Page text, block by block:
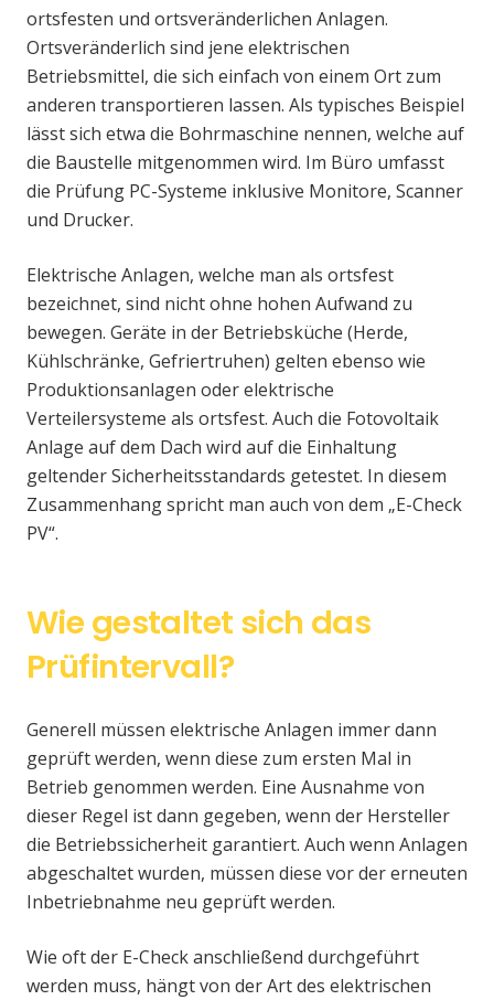
ortsfesten und ortsveränderlichen Anlagen.
Ortsveränderlich sind jene elektrischen
Betriebsmittel, die sich einfach von einem Ort zum
anderen transportieren lassen. Als typisches Beispiel
lässt sich etwa die Bohrmaschine nennen, welche auf
die Baustelle mitgenommen wird. Im Büro umfasst
die Prüfung PC-Systeme inklusive Monitore, Scanner
und Drucker.
Elektrische Anlagen, welche man als ortsfest
bezeichnet, sind nicht ohne hohen Aufwand zu
bewegen. Geräte in der Betriebsküche (Herde,
Kühlschränke, Gefriertruhen) gelten ebenso wie
Produktionsanlagen oder elektrische
Verteilersysteme als ortsfest. Auch die Fotovoltaik
Anlage auf dem Dach wird auf die Einhaltung
geltender Sicherheitsstandards getestet. In diesem
Zusammenhang spricht man auch von dem „E-Check
PV“.
Wie gestaltet sich das
Prüfintervall?
Generell müssen elektrische Anlagen immer dann
geprüft werden, wenn diese zum ersten Mal in
Betrieb genommen werden. Eine Ausnahme von
dieser Regel ist dann gegeben, wenn der Hersteller
die Betriebssicherheit garantiert. Auch wenn Anlagen
abgeschaltet wurden, müssen diese vor der erneuten
Inbetriebnahme neu geprüft werden.
Wie oft der E-Check anschließend durchgeführt
werden muss, hängt von der Art des elektrischen